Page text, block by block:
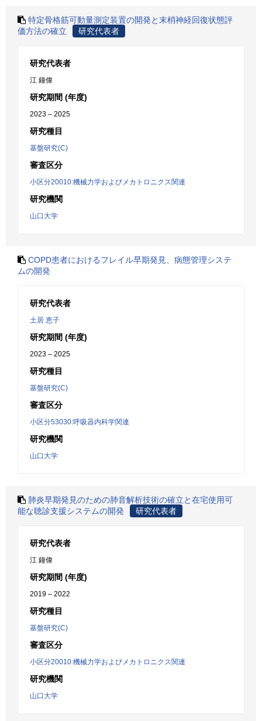
特定骨格筋可動量測定装置の開発と末梢神経回復状態評
価方法の確立
研究代表者
研究代表者
江 鐘偉
研究期間 (年度)
2023 – 2025
研究種目
基盤研究(C)
審査区分
小区分20010:機械力学およびメカトロニクス関連
研究機関
山口大学
COPD患者におけるフレイル早期発見、病態管理システ
ムの開発
研究代表者
土居 恵子
研究期間 (年度)
2023 – 2025
研究種目
基盤研究(C)
審査区分
小区分53030:呼吸器内科学関連
研究機関
山口大学
肺炎早期発見のための肺音解析技術の確立と在宅使用可
能な聴診支援システムの開発
研究代表者
研究代表者
江 鐘偉
研究期間 (年度)
2019 – 2022
研究種目
基盤研究(C)
審査区分
小区分20010:機械力学およびメカトロニクス関連
研究機関
山口大学